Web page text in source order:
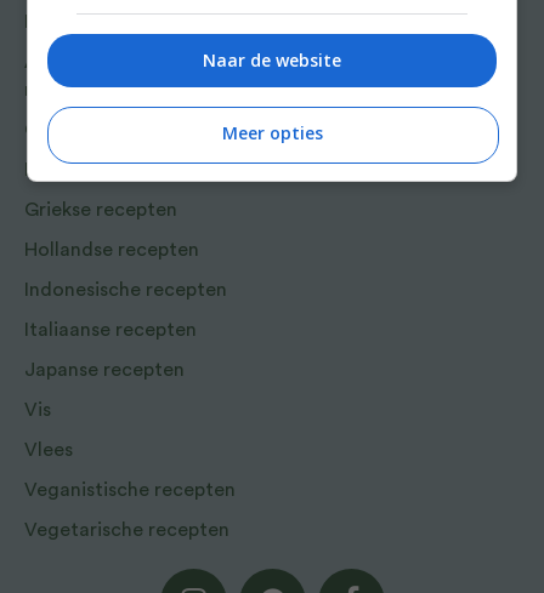
Aziatische en Oosterse
recepten
Chinese recepten
Franse recepten
Griekse recepten
Hollandse recepten
Indonesische recepten
Italiaanse recepten
Japanse recepten
Vis
Vlees
Veganistische recepten
Vegetarische recepten
Naar de website
Meer opties